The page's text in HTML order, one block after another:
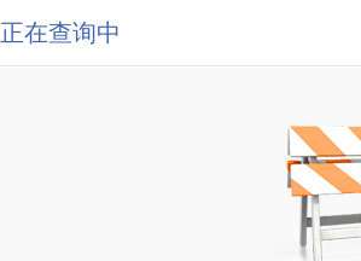
正在查询中